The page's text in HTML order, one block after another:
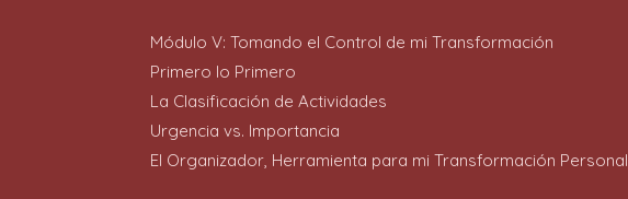
Módulo V: Tomando el Control de mi Transformación
Primero lo Primero
La Clasificación de Actividades
Urgencia vs. Importancia
El Organizador, Herramienta para mi Transformación Personal